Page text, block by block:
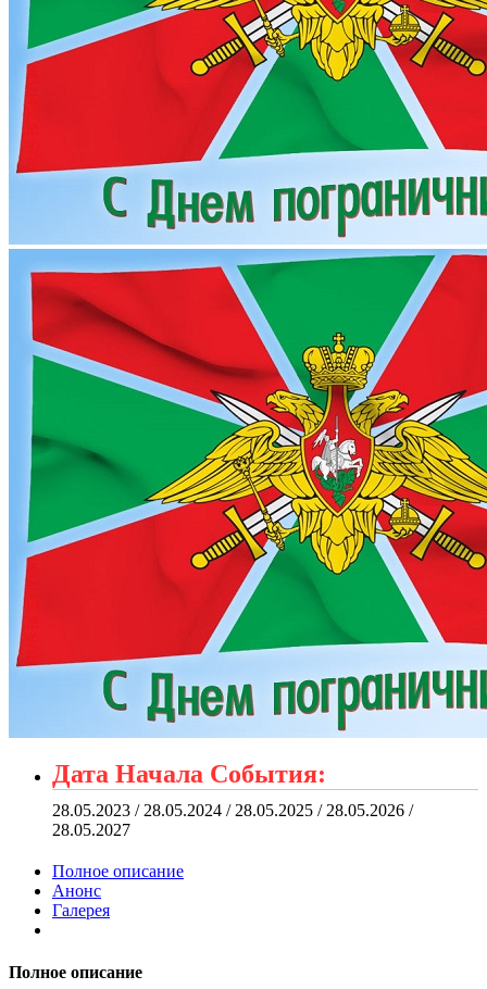
Дата Начала События:
28.05.2023 / 28.05.2024 / 28.05.2025 / 28.05.2026 /
28.05.2027
Полное описание
Анонс
Галерея
Полное описание